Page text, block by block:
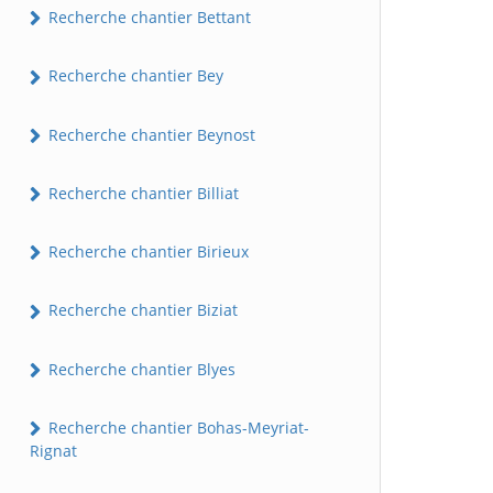
Recherche chantier Bettant
Recherche chantier Bey
Recherche chantier Beynost
Recherche chantier Billiat
Recherche chantier Birieux
Recherche chantier Biziat
Recherche chantier Blyes
Recherche chantier Bohas-Meyriat-
Rignat